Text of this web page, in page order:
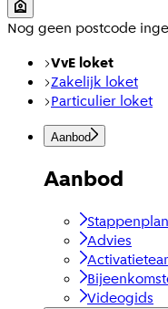
Nog geen postcode
VvE loket
Zakelijk loket
Particulier loket
Aanbod
Aanbod
Stappenplan
Advies
Videogids